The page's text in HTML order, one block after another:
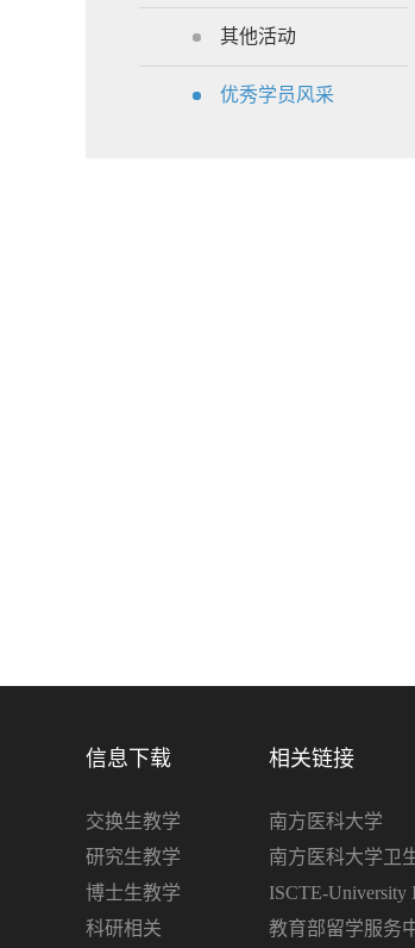
其他活动
优秀学员风采
信息下载
交换生教学
研究生教学
博士生教学
科研相关
相关链接
南方医科大学
南方医科大学卫
ISCTE-University
教育部留学服务